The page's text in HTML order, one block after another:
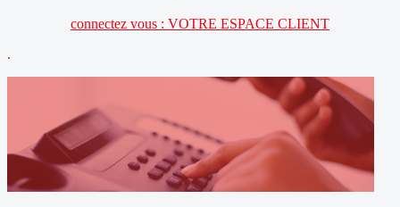
connectez vous : VOTRE ESPACE CLIENT
.